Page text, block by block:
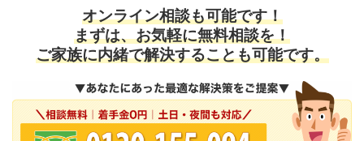
オンライン相談も可能です！
まずは、お気軽に無料相談を！
ご家族に内緒で解決することも可能です。